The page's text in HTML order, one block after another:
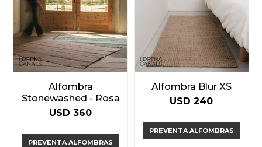
Alfombra
Stonewashed - Rosa
USD 360
PREVENTA ALFOMBRAS
Alfombra Blur XS
USD 240
PREVENTA ALFOMBRAS